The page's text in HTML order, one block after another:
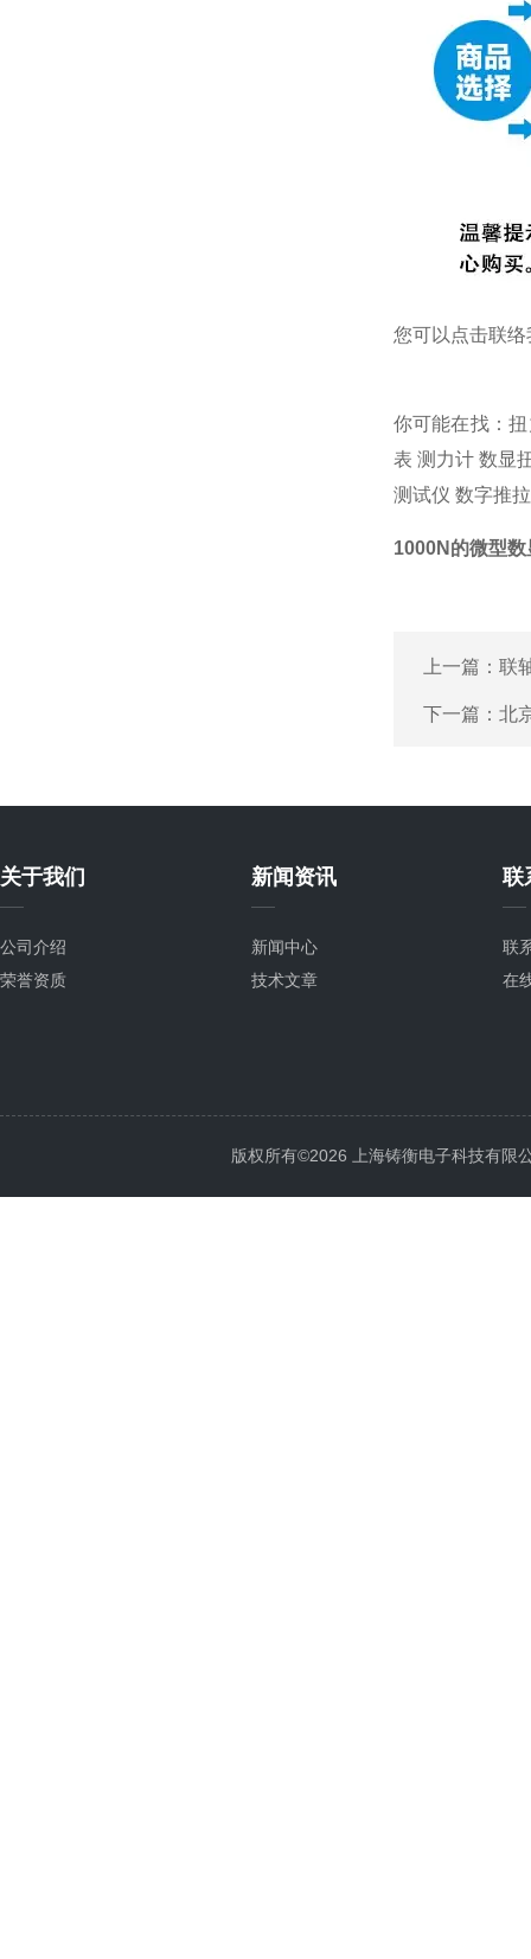
您可以点击联络
你可能在找：
表 测力计 数显
测试仪 数字推
1000N的微型
上一篇： 联
下一篇： 北
关于我们
公司介绍
荣誉资质
新闻资讯
新闻中心
技术文章
联
联
在
版权所有©2026 上海铸衡电子科技有